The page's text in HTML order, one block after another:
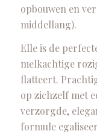
opbouwen en
middellang).
Elle is de
melkachtige
flatteert.
op zichzelf met
verzorgde,
formule